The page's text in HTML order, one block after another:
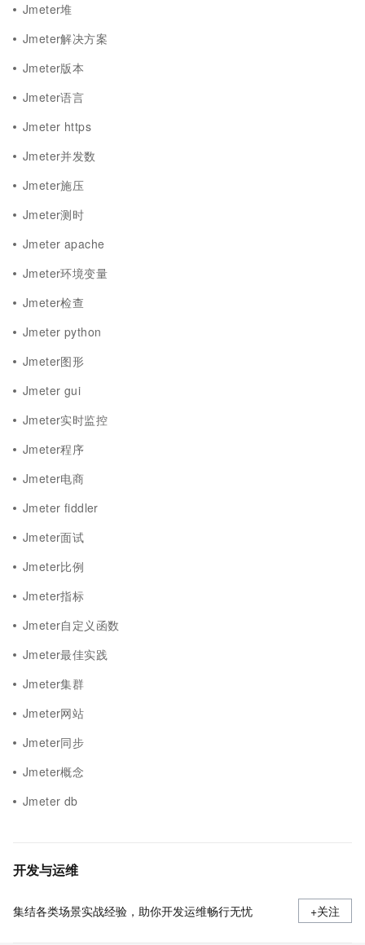
Jmeter堆
Jmeter解决方案
Jmeter版本
Jmeter语言
Jmeter https
Jmeter并发数
Jmeter施压
Jmeter测时
Jmeter apache
Jmeter环境变量
Jmeter检查
Jmeter python
Jmeter图形
Jmeter gui
Jmeter实时监控
Jmeter程序
Jmeter电商
Jmeter fiddler
Jmeter面试
Jmeter比例
Jmeter指标
Jmeter自定义函数
Jmeter最佳实践
Jmeter集群
Jmeter网站
Jmeter同步
Jmeter概念
Jmeter db
开发与运维
集结各类场景实战经验，助你开发运维畅行无忧 +关注